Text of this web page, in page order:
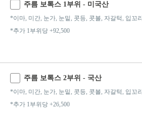
주름 보톡스 1부위 - 미국산
*이마, 미간, 눈가, 눈밑, 콧등, 콧볼, 자갈턱, 입꼬리
*추가 1부위당 +92,500
주름 보톡스 2부위 - 국산
*이마, 미간, 눈가, 눈밑, 콧등, 콧볼, 자갈턱, 입꼬리
*추가 1부위당 +26,500